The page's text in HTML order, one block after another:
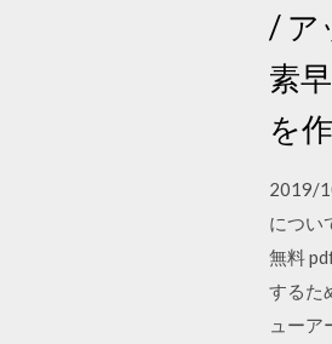
/ ア
素
を
2019/
につい
無料
するた
ューア